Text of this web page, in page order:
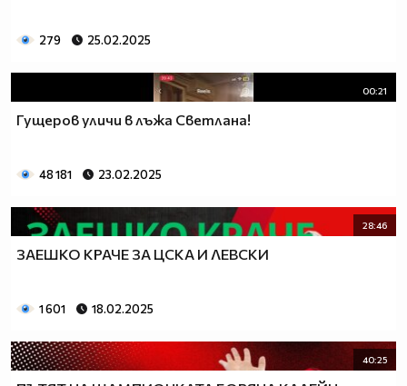
279 25.02.2025
00:21
Гущеров уличи в лъжа Светлана!
48 181 23.02.2025
28:46
ЗАЕШКО КРАЧЕ ЗА ЦСКА И ЛЕВСКИ
1 601 18.02.2025
40:25